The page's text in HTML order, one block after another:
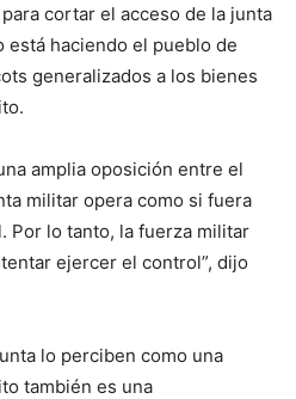
cortar el acceso de la junta
está haciendo el pueblo de
generalizados a los bienes
amplia oposición entre el
militar opera como si fuera
Por lo tanto, la fuerza militar
ejercer el control”, dijo
lo perciben como una
también es una